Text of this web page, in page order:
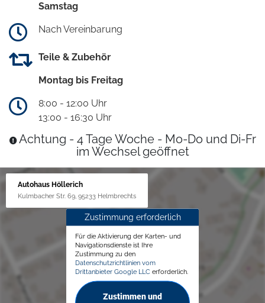
Samstag
Nach Vereinbarung
Teile & Zubehör
Montag bis Freitag
8:00 - 12:00 Uhr
13:00 - 16:30 Uhr
Achtung - 4 Tage Woche - Mo-Do und Di-Fr
im Wechsel geöffnet
Autohaus Höllerich
Kulmbacher Str. 69, 95233 Helmbrechts
Zustimmung erforderlich
Für die Aktivierung der Karten- und
Navigationsdienste ist Ihre
Zustimmung zu den
Datenschutzrichtlinien vom
Drittanbieter Google LLC erforderlich.
Zustimmen und